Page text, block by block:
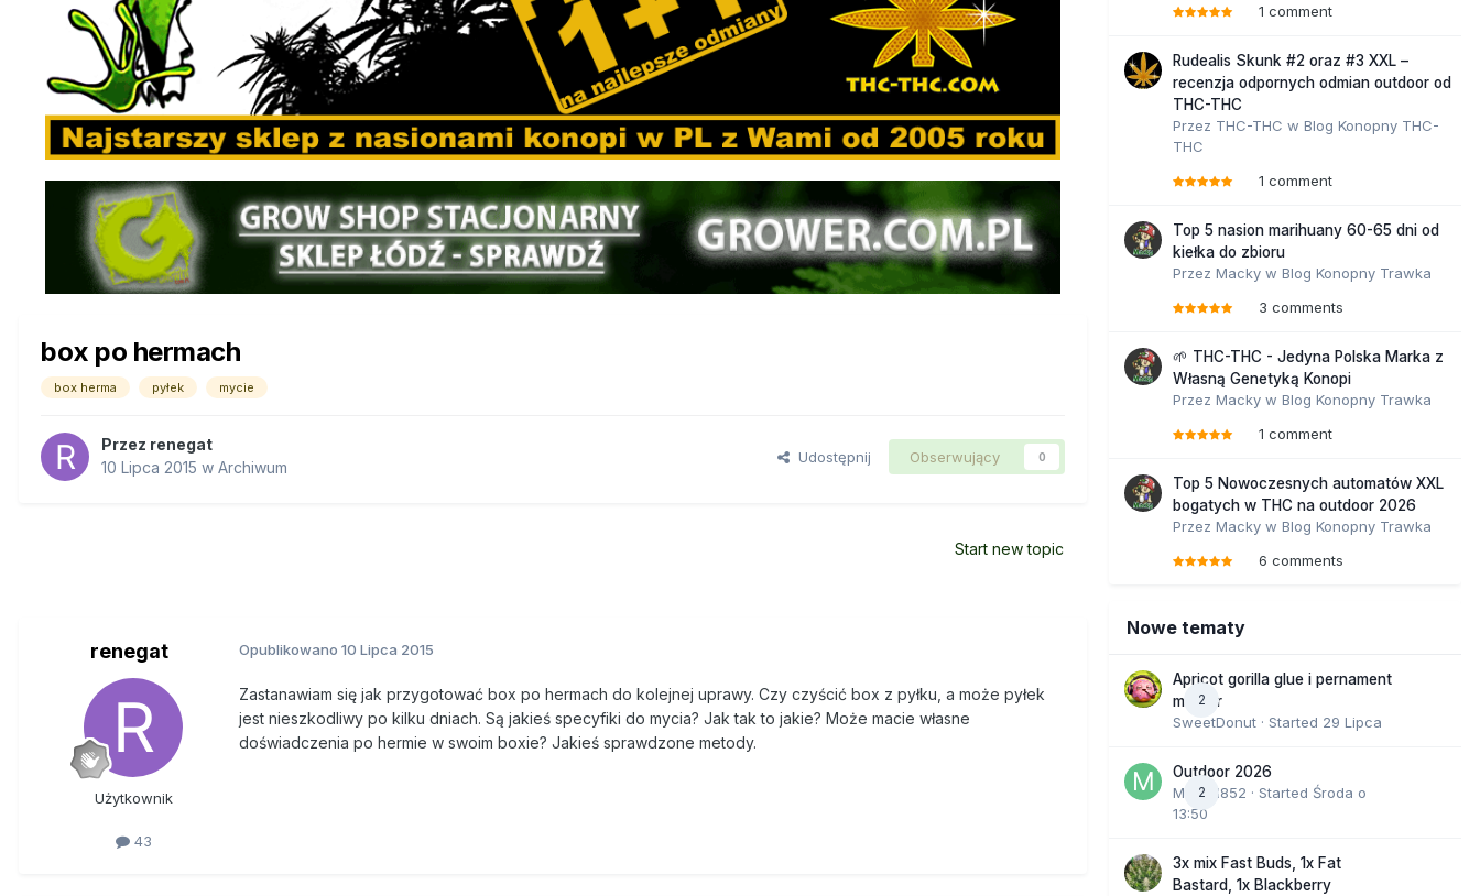
box po hermach
box herma pyłek mycie
Przez renegat
10 Lipca 2015 w Archiwum
Udostępnij Obserwujący 0
Start new topic
renegat
Użytkownik
43
Opublikowano 10 Lipca 2015
Zastanawiam się jak przygotować box po hermach do kolejnej uprawy. Czy czyścić box z pyłku, a może pyłek
jest nieszkodliwy po kilku dniach. Są jakieś specyfiki do mycia? Jak tak to jakie? Może macie własne
doświadczenia po hermie w swoim boxie? Jakieś sprawdzone metody.
1 comment
Rudealis Skunk #2 oraz #3 XXL –
recenzja odpornych odmian outdoor od
THC-THC
Przez THC-THC w Blog Konopny THC-
THC
1 comment
Top 5 nasion marihuany 60-65 dni od
kiełka do zbioru
Przez Macky w Blog Konopny Trawka
3 comments
🌱 THC-THC - Jedyna Polska Marka z
Własną Genetyką Konopi
Przez Macky w Blog Konopny Trawka
1 comment
Top 5 Nowoczesnych automatów XXL
bogatych w THC na outdoor 2026
Przez Macky w Blog Konopny Trawka
6 comments
Nowe tematy
2
Apricot gorilla glue i pernament
marker
SweetDonut · Started 29 Lipca
2
Outdoor 2026
Marcel852 · Started Środa o
13:50
3x mix Fast Buds, 1x Fat
Bastard, 1x Blackberry